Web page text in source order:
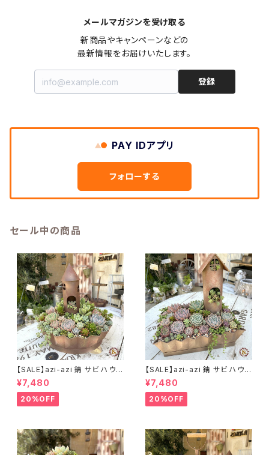
メールマガジンを受け取る
新商品やキャンペーンなどの
最新情報をお届けいたします。
登録
PAY IDアプリ
フォローする
セール中の商品
【SALE】azi-azi 錆 サビ ハウス
プランター ラウンド 訳あり 特価
送料無料
¥7,480
20%OFF
【SALE】azi-azi 錆 サビ ハウス
プランター スクエア 訳あり 特
価 送料無料
¥7,480
20%OFF